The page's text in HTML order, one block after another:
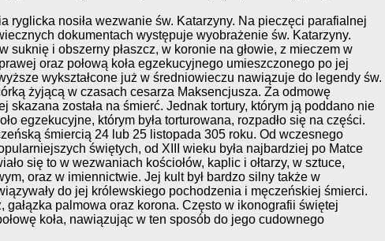
ryglicka nosiła wezwanie św. Katarzyny. Na pieczęci parafialnej
dokumentach występuje wyobrażenie św. Katarzyny.
suknię i obszerny płaszcz, w koronie na głowie, z mieczem w
oraz połową koła egzekucyjnego umieszczonego po jej
wykształcone już w średniowieczu nawiązuje do legendy św.
żyjącą w czasach cesarza Maksencjusza. Za odmowę
skazana została na śmierć. Jednak tortury, którym ją poddano nie
egzekucyjne, którym była torturowana, rozpadło się na części.
śmiercią 24 lub 25 listopada 305 roku. Od wczesnego
świętych, od XIII wieku była najbardziej po Matce
się to w wezwaniach kościołów, kaplic i ołtarzy, w sztuce,
oraz w imiennictwie. Jej kult był bardzo silny także w
do jej królewskiego pochodzenia i męczeńskiej śmierci.
gałązka palmowa oraz korona. Często w ikonografii świętej
koła, nawiązując w ten sposób do jego cudownego